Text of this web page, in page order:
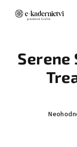
Serene